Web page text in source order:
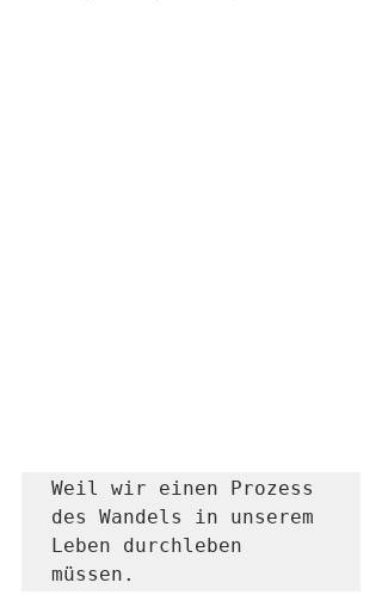
Weil wir einen Prozess
des Wandels in unserem
Leben durchleben
müssen.